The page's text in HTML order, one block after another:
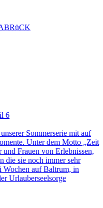
6
Sommerserie mit auf
Unter dem Motto „Zeit
und Frauen von Erlebnissen,
die sie noch immer sehr
Wochen auf Baltrum, in
Urlauberseelsorge